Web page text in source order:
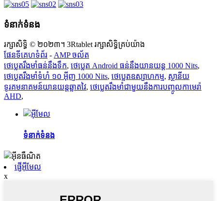
ទំនាក់ទំនង
រក្សាសិទ្ធិ © ២០២៣។ 3Rtablet រក្សាសិទ្ធិគ្រប់យ៉ាង
ផែនទីគេហទំព័រ - AMP ចល័ត
ថេប្លេតរឹងមាំធន់នឹងទឹក, ថេប្លេត Android ធន់​នឹង​យានយន្ត 1000 Nits,
ថេប្លេតរឹងមាំទំហំ ១០ អ៊ីញ 1000 Nits, ថេប្លេតឧស្សាហកម្ម, ស្ថានីយ
ទូរគមនាគមន៍យានយន្តឆ្លាតវៃ, ថេប្លេតរឹងមាំជាមួយនឹងការបញ្ចូលកាមេរ៉ា
AHD,
ទំនាក់ទំនង
ផ្ញើអ៊ីមែល
x